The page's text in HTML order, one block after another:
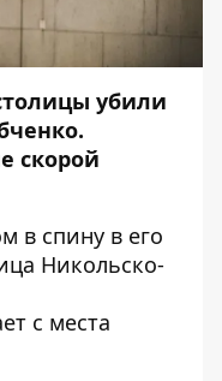
убили
.
скорой
в спину в его
Никольско-
с места